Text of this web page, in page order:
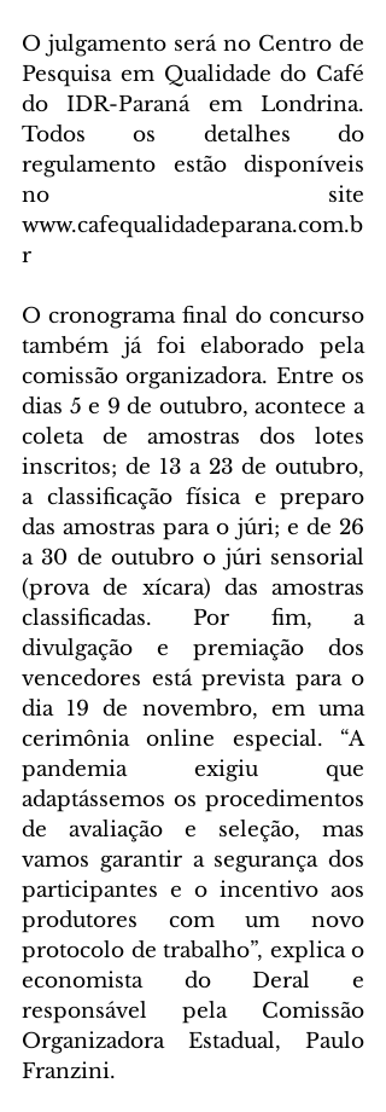
O julgamento será no Centro de
Pesquisa em Qualidade do Café
do IDR-Paraná em Londrina.
Todos os detalhes do
regulamento estão disponíveis
no site
www.cafequalidadeparana.com.b
r
O cronograma final do concurso
também já foi elaborado pela
comissão organizadora. Entre os
dias 5 e 9 de outubro, acontece a
coleta de amostras dos lotes
inscritos; de 13 a 23 de outubro,
a classificação física e preparo
das amostras para o júri; e de 26
a 30 de outubro o júri sensorial
(prova de xícara) das amostras
classificadas. Por fim, a
divulgação e premiação dos
vencedores está prevista para o
dia 19 de novembro, em uma
cerimônia online especial. “A
pandemia exigiu que
adaptássemos os procedimentos
de avaliação e seleção, mas
vamos garantir a segurança dos
participantes e o incentivo aos
produtores com um novo
protocolo de trabalho”, explica o
economista do Deral e
responsável pela Comissão
Organizadora Estadual, Paulo
Franzini.